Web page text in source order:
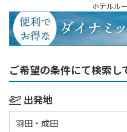
ホテルル
ご希望の条件にて検索し
出発地
羽田・成田